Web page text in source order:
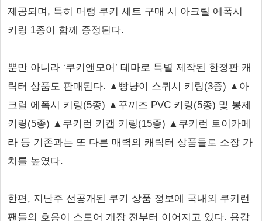
제공되며, 특히 머랭 쿠키 세트 구매 시 아크릴 에폭시
키링 1종이 함께 증정된다.
뿐만 아니라 ‘쿠키앤모어’ 테마로 특별 제작된 한정판 캐
릭터 상품도 판매된다. ▲빵냥이 스퀴시 키링(3종) ▲아
크릴 에폭시 키링(5종) ▲꾸끼즈 PVC 키링(5종) 및 봉제
키링(5종) ▲쿠키런 키캡 키링(15종) ▲쿠키런 토이카메
라 등 기존과는 또 다른 매력의 캐릭터 상품들로 소장 가
치를 높였다.
한편, 지난주 선공개된 쿠키 상품 정보에 국내외 쿠키런
팬들의 호응이 스토어 개장 전부터 이어지고 있다. 용감